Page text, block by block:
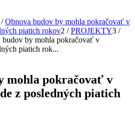
/ Obnova budov by mohla pokračovať v
piatich rokov2 / PROJEKTY3 /
budov by mohla pokračovať v
piatich rok...
mohla pokračovať v
z posledných piatich